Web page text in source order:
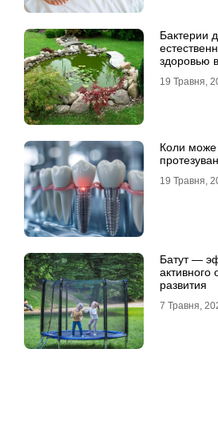
Бактерии
здоровью
19 Травня,
Коли може
19 Травня,
Батут —
активного
развития
7 Травня,